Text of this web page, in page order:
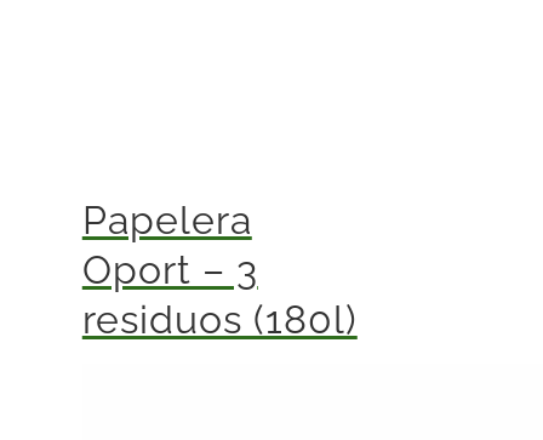
Papelera
Oport – 3
residuos (180l)